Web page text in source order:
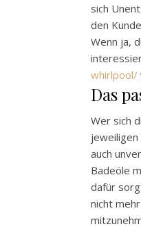
sich
den
Wenn ja,
whirlpool/
Das
Wer sich
jeweiligen
auch
Badeöle
dafür
nicht